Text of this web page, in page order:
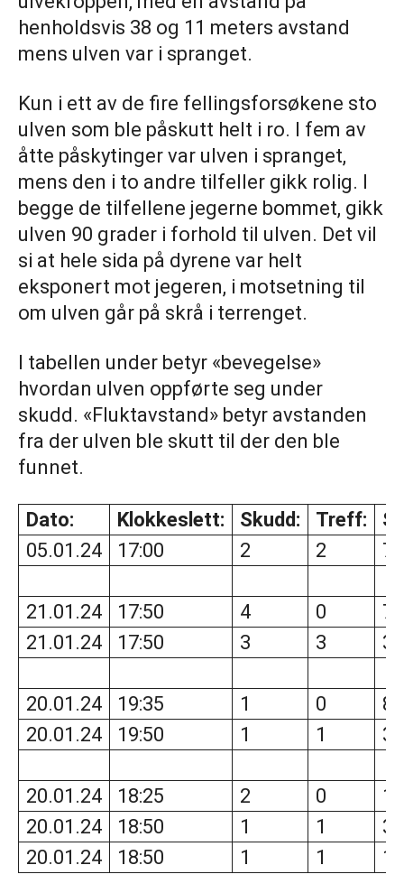
henholdsvis 38 og 11 meters avstand
mens ulven var i spranget.
Kun i ett av de fire fellingsforsøkene sto
ulven som ble påskutt helt i ro. I fem av
åtte påskytinger var ulven i spranget,
mens den i to andre tilfeller gikk rolig. I
begge de tilfellene jegerne bommet, gikk
ulven 90 grader i forhold til ulven. Det vil
si at hele sida på dyrene var helt
eksponert mot jegeren, i motsetning til
om ulven går på skrå i terrenget.
I tabellen under betyr «bevegelse»
hvordan ulven oppførte seg under
skudd. «Fluktavstand» betyr avstanden
fra der ulven ble skutt til der den ble
funnet.
Dato: Klokkeslett: Skudd: Treff:
05.01.24
17:00 2 2
21.01.24 17:50 4 0
21.01.24
17:50 3 3
20.01.24 19:35 1 0
20.01.24
19:50 1 1
20.01.24 18:25 2 0
20.01.24
18:50 1 1
20.01.24
18:50 1 1